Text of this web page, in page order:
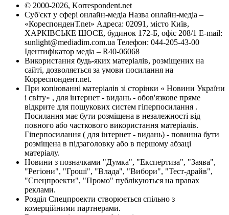
© 2000-2026, Korrespondent.net
Суб'єкт у сфері онлайн-медіа Назва онлайн-медіа –
«КореспонденТ.net» Адреса: 02091, місто Київ,
ХАРКІВСЬКЕ ШОСЕ, будинок 172-Б, офіс 208/1 E-mail:
sunlight@mediadim.com.ua Телефон: 044-205-43-00
Ідентифікатор медіа – R40-06068
Використання будь-яких матеріалів, розміщених на
сайті, дозволяється за умови посилання на
Корреспондент.net.
При копіюванні матеріалів зі сторінки « Новини України
і світу» , для інтернет - видань - обов'язкове пряме
відкрите для пошукових систем гіперпосилання .
Посилання має бути розміщена в незалежності від
повного або часткового використання матеріалів.
Гіперпосилання ( для інтернет - видань) - повинна бути
розміщена в підзаголовку або в першому абзаці
матеріалу.
Новини з позначками "Думка", "Експертиза", "Заява",
"Регіони", "Гроші", "Влада", "Вибори", "Тест-драйв",
"Спецпроекти", "Промо" публікуються на правах
реклами.
Розділ Спецпроекти створюється спільно з
комерційними партнерами.